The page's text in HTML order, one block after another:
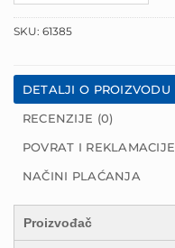
SKU: 61385
DETALJI O PROIZVODU
RECENZIJE (0)
POVRAT I REKLAMACIJE
NAČINI PLAĆANJA
Proizvođač